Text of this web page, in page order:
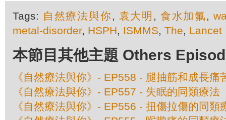
Tags: 自然療法與你, 袁大明 , 食水加氟 ,
metal-disorder, HSPH, ISMMS, The, Lancet
本節目其他主題 Others
《自然療法與你》- EP558 - 腿抽筋和成長痛
《自然療法與你》- EP557 - 失眠的同類療法
《自然療法與你》- EP556 - 扭傷拉傷的同類